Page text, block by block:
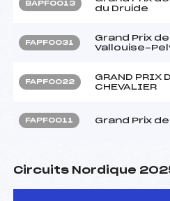
BAPF0013
du Druide
FAPF0031
Grand Prix de
Vallouise-
FAPF0022
GRAND PRIX
CHEVALIER
FAPF0011 Grand Prix
Circuits Nordique